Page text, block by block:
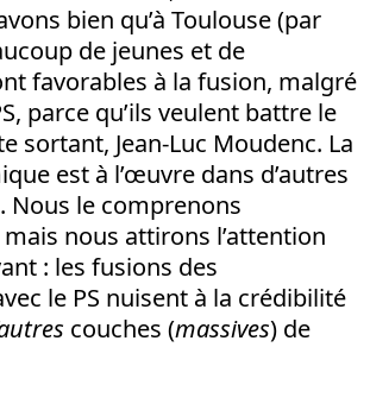
bien qu’à Toulouse (par
de jeunes et de
favorables à la fusion, malgré
parce qu’ils veulent battre le
sortant, Jean-Luc Moudenc. La
est à l’œuvre dans d’autres
Nous le comprenons
nous attirons l’attention
: les fusions des
le PS nuisent à la crédibilité
couches (massives) de